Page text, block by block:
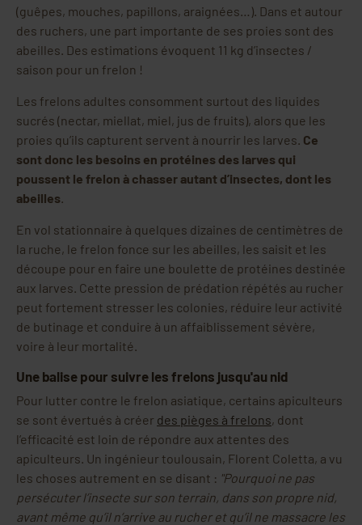
(guêpes, mouches, papillons, araignées…). Dans et autour
des ruchers, une part importante de ses proies sont des
abeilles. Des estimations évoquent 11 kg d’insectes /
saison pour un frelon !
Les frelons adultes consomment surtout des liquides
sucrés (nectar, miellat, miel, jus de fruits), alors que les
proies qu’ils capturent servent à nourrir les larves. Ce
sont donc les besoins en protéines des larves qui
poussent le frelon à chasser autant d’insectes, dont les
abeilles
En vol stationnaire à quelques dizaines de centimètres de
la ruche, le frelon fonce sur les abeilles, les saisit et les
découpe pour en faire une boulette de protéines destinée
aux larves. Cette pression de prédation répétés au rucher
peut fortement stresser les colonies, réduire leur activité
de butinage et conduire à un affaiblissement sévère,
voire à leur mortalité.
Une balise pour suivre les frelons jusqu'au nid
Pour lutter contre le frelon asiatique, certains apiculteurs
se sont évertués à créer des pièges à frelons, dont
l’efficacité est loin de répondre aux attentes des
apiculteurs. Un ingénieur toulousain, Florent Coletta, a vu
les choses autrement en se disant : "Pourquoi ne pas
persécuter l’insecte sur son terrain, dans son propre nid,
avant même qu’il n’arrive au rucher et qu’il ne massacre les